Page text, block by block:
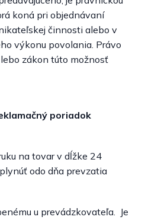
koná pri objednávaní
činnosti alebo v
výkonu povolania. Právo
zákon túto možnosť
poriadok
na tovar v dĺžke 24
odo dňa prevzatia
u prevádzkovateľa. Je